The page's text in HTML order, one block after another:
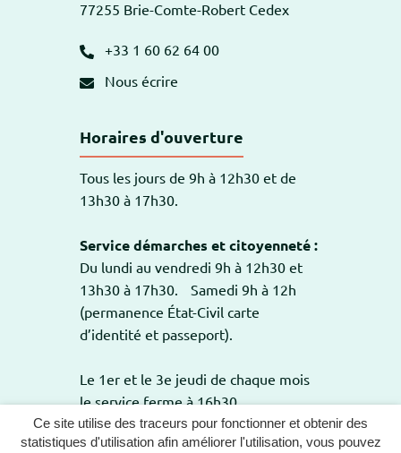
Ce site utilise des traceurs pour fonctionner et obtenir des
statistiques d'utilisation afin améliorer l'utilisation, vous pouvez
77255 Brie-Comte-Robert Cedex
+33 1 60 62 64 00
Nous écrire
Horaires d'ouverture
Tous les jours de 9h à 12h30 et de
13h30 à 17h30.
Service démarches et citoyenneté :
Du lundi au vendredi 9h à 12h30 et
13h30 à 17h30. Samedi 9h à 12h
(permanence État-Civil carte
d’identité et passeport).
Le 1er et le 3e jeudi de chaque mois
le service ferme à 16h30.